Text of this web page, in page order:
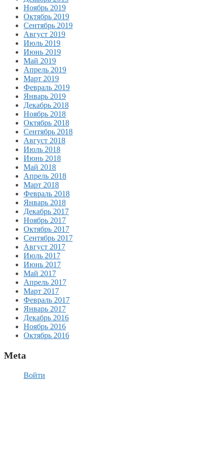
Ноябрь 2019
Октябрь 2019
Сентябрь 2019
Август 2019
Июль 2019
Июнь 2019
Май 2019
Апрель 2019
Март 2019
Февраль 2019
Январь 2019
Декабрь 2018
Ноябрь 2018
Октябрь 2018
Сентябрь 2018
Август 2018
Июль 2018
Июнь 2018
Май 2018
Апрель 2018
Март 2018
Февраль 2018
Январь 2018
Декабрь 2017
Ноябрь 2017
Октябрь 2017
Сентябрь 2017
Август 2017
Июль 2017
Июнь 2017
Май 2017
Апрель 2017
Март 2017
Февраль 2017
Январь 2017
Декабрь 2016
Ноябрь 2016
Октябрь 2016
Meta
Войти